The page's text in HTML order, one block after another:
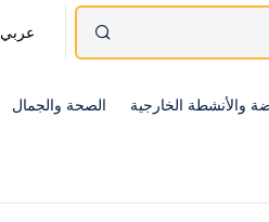
عربي
والأنشطة الخارجية الصحة والجمال